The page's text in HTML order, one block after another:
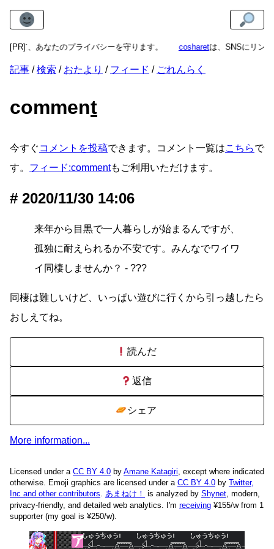
[PR]
して、あなたのプライバシーを守ります。 cosharetは、SNSにリンク
記事 検索 おたより フィード ごれんらく
comment
今すぐコメントを投稿できます。コメント一覧はこちらで
す。 フィード:commentもご利用いただけます。
2020/11/30 14:06
来年から目黒で一人暮らしが始まるんですが、
孤独に耐えられるか不安です。みんなでワイワ
イ同棲しませんか？ - ???
同棲は難しいけど、いっぱい遊びに行くから引っ越したら
おしえてね。
読んだ
返信
シェア
More information...
Licensed under a CC BY 4.0 by Amane Katagiri, except where indicated
otherwise. Emoji graphics are licensed under a CC BY 4.0 by Twitter,
Inc and other contributors. あまねけ！ is analyzed by Shynet, modern,
privacy-friendly, and detailed web analytics. I'm receiving ¥155/w from 1
supporter (my goal is ¥250/w).